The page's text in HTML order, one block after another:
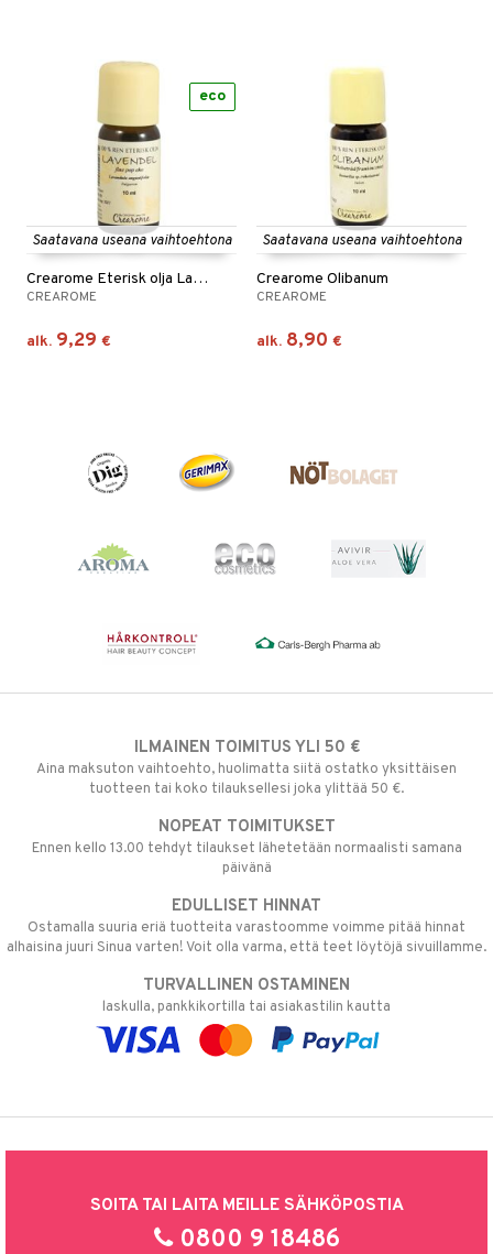
Saatavana useana vaihtoehtona
Crearome Eterisk olja Lavendel
CREAROME
alk. 9,29 €
eco
Saatavana useana vaihtoehtona
Crearome Olibanum
CREAROME
alk. 8,90 €
ILMAINEN TOIMITUS YLI 50 €
Aina maksuton vaihtoehto, huolimatta siitä ostatko yksittäisen
tuotteen tai koko tilauksellesi joka ylittää 50 €.
NOPEAT TOIMITUKSET
Ennen kello 13.00 tehdyt tilaukset lähetetään normaalisti samana
päivänä
EDULLISET HINNAT
Ostamalla suuria eriä tuotteita varastoomme voimme pitää hinnat
alhaisina juuri Sinua varten! Voit olla varma, että teet löytöjä sivuillamme.
TURVALLINEN OSTAMINEN
laskulla, pankkikortilla tai asiakastilin kautta
SOITA TAI LAITA MEILLE SÄHKÖPOSTIA
0800 9 18486